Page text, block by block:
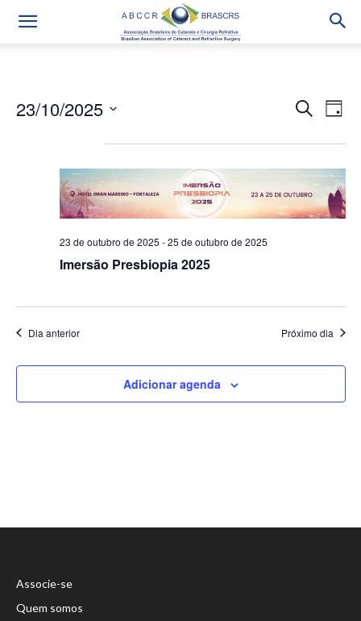
e
de
Procurar
eventos
Dia
23/10/2025
23 de outubro de 2025 -25 de outubro de 2025
Imersão Presbiopia 2025
Dia anterior Próximo dia
Adicionar agenda
Associe-se
Quem somos